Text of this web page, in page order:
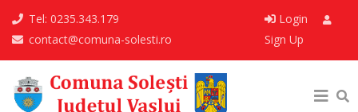
Tel: 0235.343.179
contact@comuna-solesti.ro
Login
Sign Up